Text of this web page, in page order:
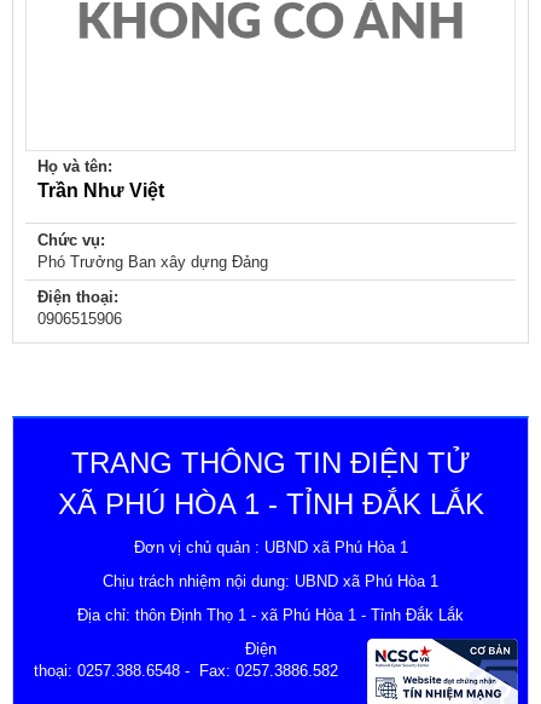
Họ và tên:
Trần Như Việt
Chức vụ:
Phó Trưởng Ban xây dựng Đảng
Điện thoại:
0906515906
TRANG THÔNG TIN ĐIỆN TỬ
XÃ PHÚ HÒA 1 - TỈNH ĐẮK LẮK
Đơn vị chủ quản : UBND xã Phú Hòa 1
Chịu trách nhiệm nội dung: UBND xã Phú Hòa 1
Địa chỉ: thôn Định Thọ 1 - xã Phú Hòa 1 - Tỉnh Đắk Lắk
Điện
thoại: 0257.388.6548- Fax: 0257.3886.582